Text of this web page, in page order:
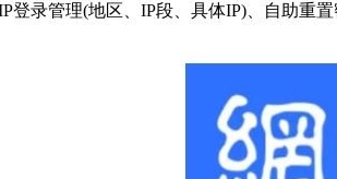
登录管理(地区、IP段、具体IP)、自助重